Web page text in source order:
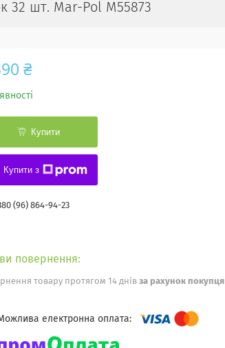
32 шт. Mar-Pol M55873
₴
Купити
Купити з
(96) 864-94-23
товару протягом 14 днів за рахунок покупця